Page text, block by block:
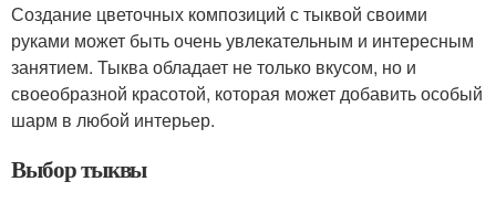
Создание цветочных композиций с тыквой своими
руками может быть очень увлекательным и интересным
занятием. Тыква обладает не только вкусом, но и
своеобразной красотой, которая может добавить особый
шарм в любой интерьер.
Выбор тыквы